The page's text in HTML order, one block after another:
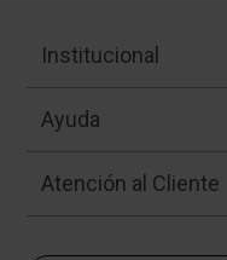
Institucional
Ayuda
Atención al Cliente